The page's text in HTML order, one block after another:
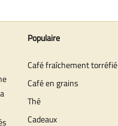
Populaire
Café fraîchement torréfié
Café en grains
Thé
Cadeaux